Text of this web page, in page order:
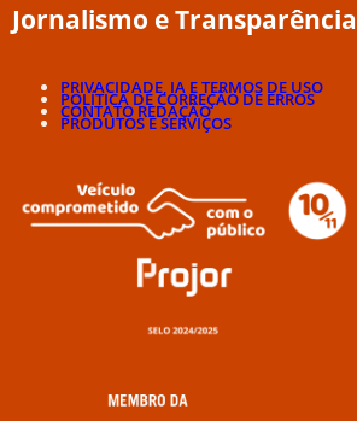
Jornalismo e Transparência
PRIVACIDADE, IA E TERMOS DE USO
POLÍTICA DE CORREÇÃO DE ERROS
CONTATO REDAÇÃO
PRODUTOS E SERVIÇOS